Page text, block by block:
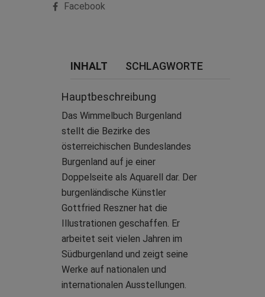
Facebook
INHALT SCHLAGWORTE
Hauptbeschreibung
Das Wimmelbuch Burgenland
stellt die Bezirke des
österreichischen Bundeslandes
Burgenland auf je einer
Doppelseite als Aquarell dar. Der
burgenländische Künstler
Gottfried Reszner hat die
Illustrationen geschaffen. Er
arbeitet seit vielen Jahren im
Südburgenland und zeigt seine
Werke auf nationalen und
internationalen Ausstellungen.